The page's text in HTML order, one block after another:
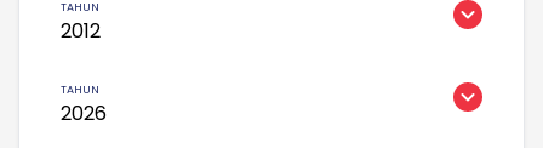
2012
2026